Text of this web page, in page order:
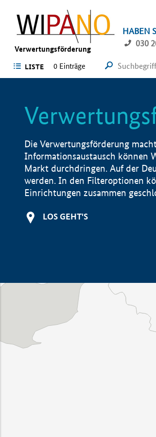
Verwertungsförderung
HABEN
030
LISTE 0 Einträge
Die Verwertungsförderung
Informationsaustausch können
Markt durchdringen. Auf der
werden. In den Filteroptionen
Einrichtungen zusammen
LOS GEHT'S